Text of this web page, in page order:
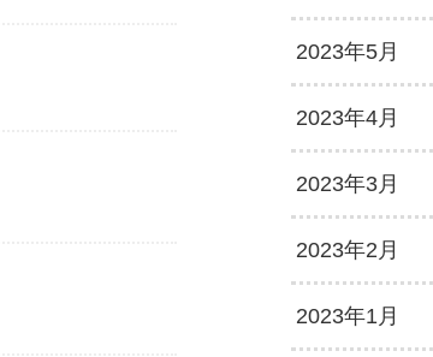
2023年5月
2023年4月
2023年3月
2023年2月
2023年1月